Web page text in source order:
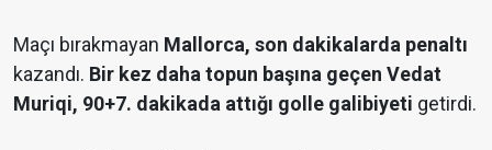
Maçı bırakmayan Mallorca, son dakikalarda penaltı
kazandı. Bir kez daha topun başına geçen Vedat
Muriqi, 90+7. dakikada attığı golle galibiyeti getirdi.